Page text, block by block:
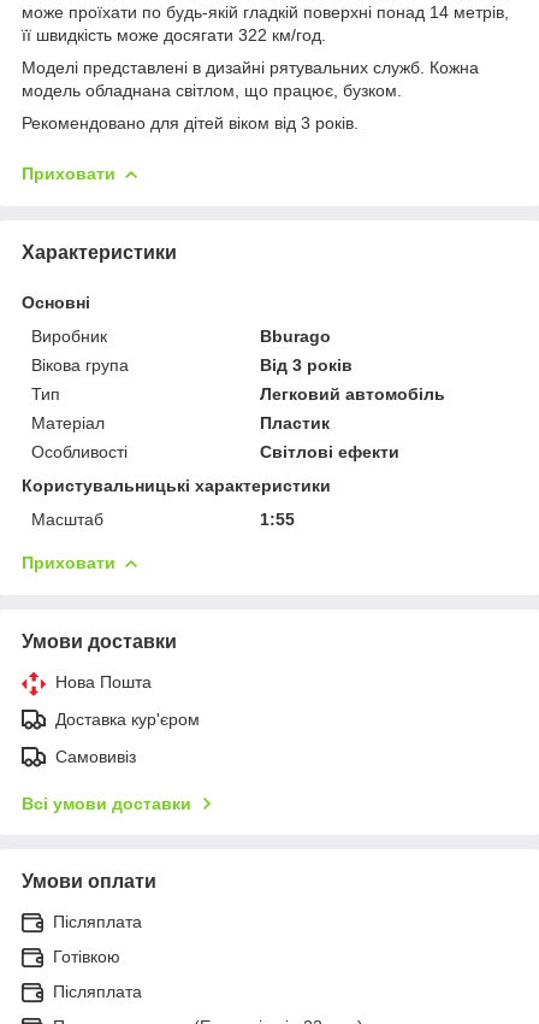
може проїхати по будь-якій гладкій поверхні понад 14 метрів,
її швидкість може досягати 322 км/год.
Моделі представлені в дизайні рятувальних служб. Кожна
модель обладнана світлом, що працює, бузком.
Рекомендовано для дітей віком від 3 років.
Приховати
Характеристики
Основні
Виробник
Bburago
Вікова група
Від 3 років
Тип
Легковий автомобіль
Матеріал
Пластик
Особливості
Світлові ефекти
Користувальницькі характеристики
Масштаб
1:55
Приховати
Умови доставки
Нова Пошта
Доставка кур'єром
Самовивіз
Всі умови доставки
Умови оплати
Післяплата
Готівкою
Післяплата